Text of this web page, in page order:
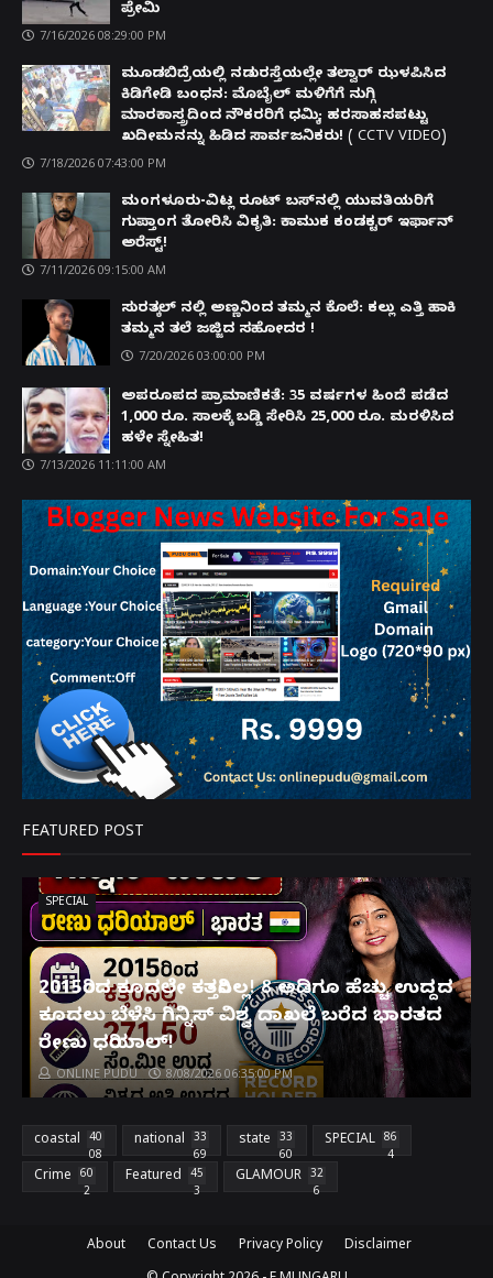
ಪ್ರೇಮಿ
7/16/2026 08:29:00 PM
ಮೂಡಬಿದ್ರೆಯಲ್ಲಿ ನಡುರಸ್ತೆಯಲ್ಲೇ ತಲ್ವಾರ್ ಝಳಪಿಸಿದ
ಕಿಡಿಗೇಡಿ ಬಂಧನ: ಮೊಬೈಲ್ ಮಳಿಗೆಗೆ ನುಗ್ಗಿ
ಮಾರಕಾಸ್ತ್ರದಿಂದ ನೌಕರರಿಗೆ ಧಮ್ಕಿ; ಹರಸಾಹಸಪಟ್ಟು
ಖದೀಮನನ್ನು ಹಿಡಿದ ಸಾರ್ವಜನಿಕರು! ( CCTV VIDEO)
7/18/2026 07:43:00 PM
ಮಂಗಳೂರು-ವಿಟ್ಲ ರೂಟ್ ಬಸ್‌ನಲ್ಲಿ ಯುವತಿಯರಿಗೆ
ಗುಪ್ತಾಂಗ ತೋರಿಸಿ ವಿಕೃತಿ: ಕಾಮುಕ ಕಂಡಕ್ಟರ್ ಇರ್ಫಾನ್
ಅರೆಸ್ಟ್!
7/11/2026 09:15:00 AM
ಸುರತ್ಕಲ್ ನಲ್ಲಿ ಅಣ್ಣನಿಂದ ತಮ್ಮನ ಕೊಲೆ: ಕಲ್ಲು ಎತ್ತಿ ಹಾಕಿ
ತಮ್ಮನ ತಲೆ ಜಜ್ಜಿದ ಸಹೋದರ !
7/20/2026 03:00:00 PM
ಅಪರೂಪದ ಪ್ರಾಮಾಣಿಕತೆ: 35 ವರ್ಷಗಳ ಹಿಂದೆ ಪಡೆದ
1,000 ರೂ. ಸಾಲಕ್ಕೆ ಬಡ್ಡಿ ಸೇರಿಸಿ 25,000 ರೂ. ಮರಳಿಸಿದ
ಹಳೇ ಸ್ನೇಹಿತ!
7/13/2026 11:11:00 AM
FEATURED POST
SPECIAL
2015ರಿಂದ ಕೂದಲೇ ಕತ್ತರಿಸಿಲ್ಲ! 8 ಅಡಿಗೂ ಹೆಚ್ಚು ಉದ್ದದ
ಕೂದಲು ಬೆಳೆಸಿ ಗಿನ್ನಿಸ್ ವಿಶ್ವ ದಾಖಲೆ ಬರೆದ ಭಾರತದ
ರೇಣು ಧರಿಯಾಲ್!
ONLINE PUDU 8/08/2026 06:35:00 PM
coastal
40
08
national
33
69
state
33
60
SPECIAL
86
4
Crime
60
2
Featured
45
3
GLAMOUR
32
6
About Contact Us Privacy Policy
Disclaimer